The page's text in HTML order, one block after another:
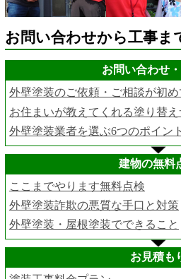
お問い合わせから工事ま
お問い合わせ
外壁塗装のご依頼・ご相談が初
お住まいが教えてくれる塗り替え
外壁塗装業者を選ぶ6つのポイント
建物の無料
ここまでやります無料点検
外壁塗装詐欺の悪質な手口と対策
外壁塗装・屋根塗装でできること
お見積も